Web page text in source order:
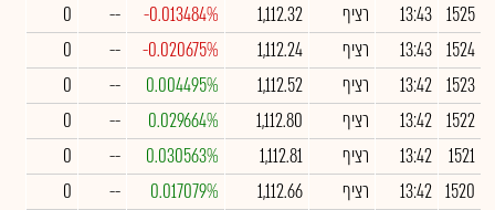
1525
13:43 רציף 1,112.32
-0.013484%
--
0
1524
13:43 רציף 1,112.24
-0.020675%
--
0
1523
13:42 רציף 1,112.52
0.004495%
--
0
1522
13:42 רציף 1,112.80
0.029664%
--
0
1521
13:42 רציף 1,112.81
0.030563%
--
0
1520
13:42 רציף 1,112.66
0.017079%
--
0